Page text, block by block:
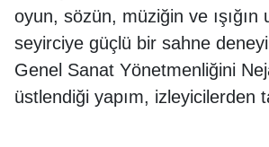
oyun, sözün, müziğin ve ışığın
seyirciye güçlü bir sahne
Genel Sanat Yönetmenliğini
üstlendiği yapım, izleyicilerden